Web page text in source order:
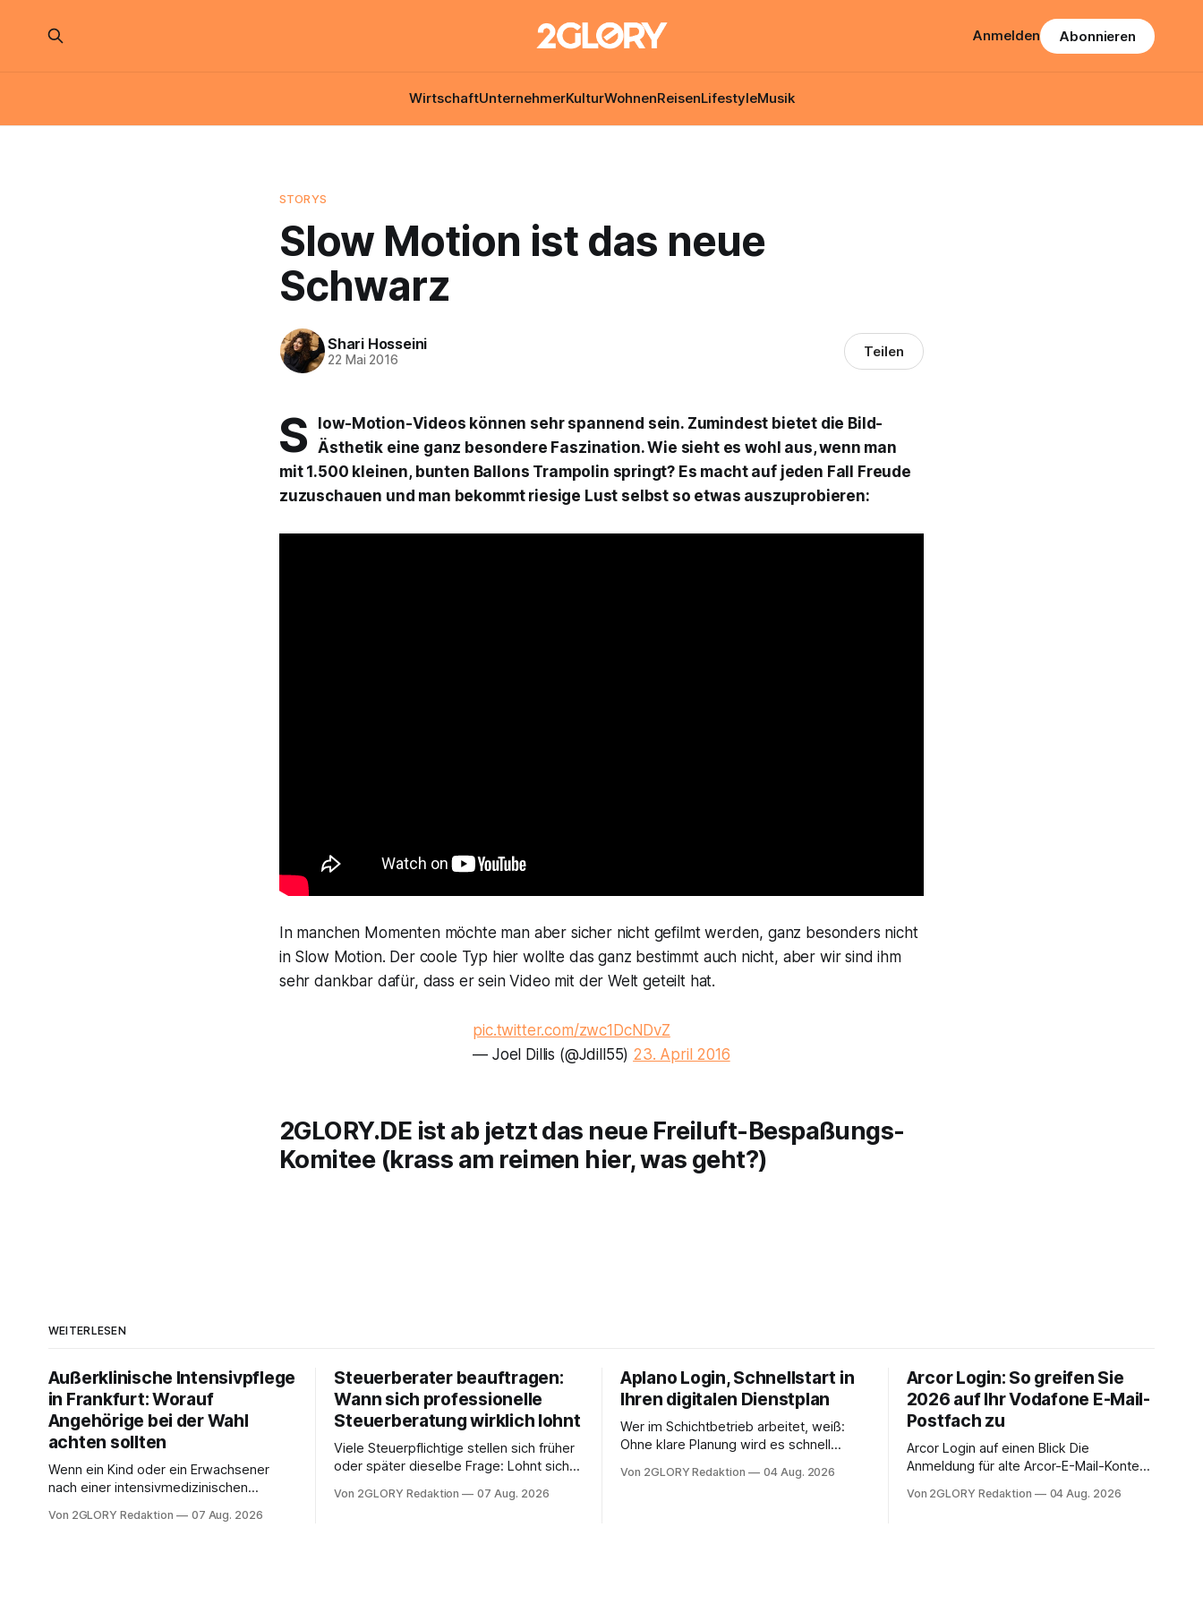
WirtschaftUnternehmerKulturWohnenReisenLifestyleMusik
Anmelden Abonnieren
STORYS
Slow Motion ist das neue
Schwarz
Shari Hosseini
22 Mai 2016 Teilen
S
low-Motion-Videos können sehr spannend sein. Zumindest bietet die Bild-
Ästhetik eine ganz besondere Faszination. Wie sieht es wohl aus, wenn man
mit 1.500 kleinen, bunten Ballons Trampolin springt? Es macht auf jeden Fall Freude
zuzuschauen und man bekommt riesige Lust selbst so etwas auszuprobieren:
In manchen Momenten möchte man aber sicher nicht gefilmt werden, ganz besonders nicht
in Slow Motion. Der coole Typ hier wollte das ganz bestimmt auch nicht, aber wir sind ihm
sehr dankbar dafür, dass er sein Video mit der Welt geteilt hat.
pic.twitter.com/zwc1DcNDvZ
— Joel Dillis (@Jdill55) 23. April 2016
2GLORY.DE ist ab jetzt das neue Freiluft-Bespaßungs-
Komitee (krass am reimen hier, was geht?)
WEITERLESEN
Außerklinische Intensivpflege
in Frankfurt: Worauf
Angehörige bei der Wahl
achten sollten
Wenn ein Kind oder ein Erwachsener
nach einer intensivmedizinischen
oder eine engmaschige pflegerische
Von 2GLORY Redaktion 07 Aug. 2026
Steuerberater beauftragen:
Wann sich professionelle
Steuerberatung wirklich lohnt
Viele Steuerpflichtige stellen sich früher
oder später dieselbe Frage: Lohnt sich
sich die Steuererklärung auch in
Von 2GLORY Redaktion 07 Aug. 2026
Aplano Login, Schnellstart in
Ihren digitalen Dienstplan
Wer im Schichtbetrieb arbeitet, weiß:
Ohne klare Planung wird es schnell
zentraler Zugangspunkt, um dienstpläne,
Von 2GLORY Redaktion 04 Aug. 2026
Arcor Login: So greifen Sie
2026 auf Ihr Vodafone E-Mail-
Postfach zu
Arcor Login auf einen Blick Die
Anmeldung für alte Arcor-E-Mail-Konten
noch eine e mail adresse mit der Endung
Von 2GLORY Redaktion 04 Aug. 2026